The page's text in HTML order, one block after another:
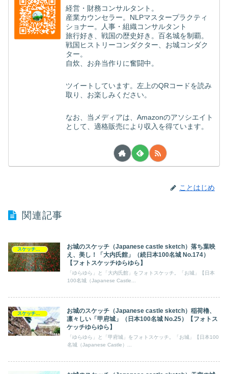
経営・財務コンサルタント。
産業カウンセラー。NLPマスタープラクティ
ショナー。人事・組織コンサルタント
旅行好き、戦国の歴史好き。百名城を制覇。
戦国ヒストリーコンダクター、お城コンダク
ター。
自炊、お弁当作りに奮闘中。
ツイートしています。左上のQRコードを読み
取り、お楽しみください。
なお、当メディアは、Amazonのアソシエイト
として、適格販売により収入を得ています。
ことはじめ
関連記事
スケッチ【フォトスケッチ】ゆらゆら
お城のスケッチ（Japanese castle sketch）落ち葉映
え、美し！「大内氏館」（続日本100名城 No.174）
【フォトスケッチゆらゆら】
「ゆらゆら」と「大内氏館」をフォトスケッチ。「お城」【日本
100名城（Japanese Castle...
スケッチ【フォトスケッチ】ゆらゆら
お城のスケッチ（Japanese castle sketch）稲荷櫓、
凛々しい「甲府城」（日本100名城 No.25）【フォトス
ケッチゆらゆら】
「ゆらゆら」と「甲府城」をフォトスケッチ。「お城」【日本100
名城（Japanese Castle）...